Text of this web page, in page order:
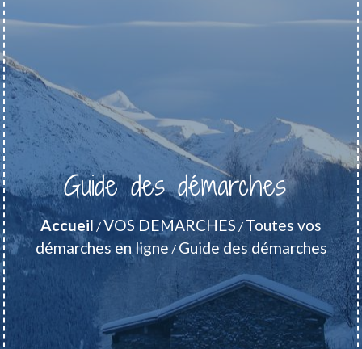
Guide des démarches
Accueil /VOS DEMARCHES / Toutes vos
démarches en ligne / Guide des démarches